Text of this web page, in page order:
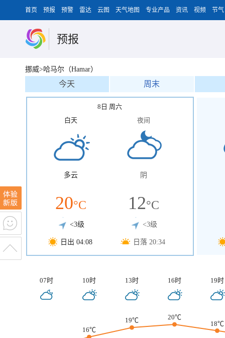
首页 预报 预警 雷达 云图 天气地图 专业产品 资讯 视频 节气
预报
挪威>哈马尔（Hamar）
今天 周末
8日 周六
白天
多云
20°C
<3级
日出 04:08
夜间
阴
12°C
<3级
日落 20:34
07时 10时 13时 16时 19时
16℃
19℃
20℃
18℃